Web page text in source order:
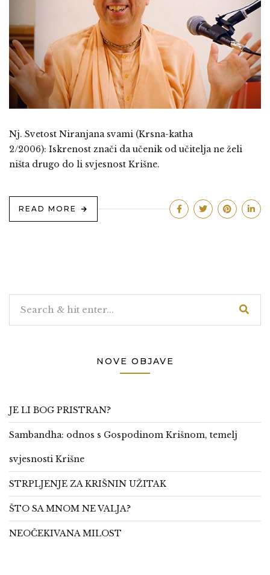
Nj. Svetost Niranjana svami (Krsna-katha
2/2006): Iskrenost znači da učenik od učitelja ne želi
ništa drugo do li svjesnost Krišne.
READ MORE
NOVE OBJAVE
JE LI BOG PRISTRAN?
Sambandha: odnos s Gospodinom Krišnom, temelj
svjesnosti Krišne
STRPLJENJE ZA KRIŠNIN UŽITAK
ŠTO SA MNOM NE VALJA?
NEOČEKIVANA MILOST